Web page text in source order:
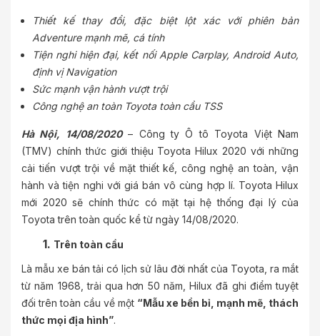
Thiết kế thay đổi, đặc biệt lột xác với phiên bản
Adventure mạnh mẽ, cá tính
Tiện nghi hiện đại, kết nối Apple Carplay, Android Auto,
định vị Navigation
Sức mạnh vận hành vượt trội
Công nghệ an toàn Toyota toàn cầu TSS
Hà Nội, 14/08/2020– Công ty Ô tô Toyota Việt Nam
(TMV) chính thức giới thiệu Toyota Hilux 2020 với những
cải tiến vượt trội về mặt thiết kế, công nghệ an toàn, vận
hành và tiện nghi với giá bán vô cùng hợp lí. Toyota Hilux
mới 2020 sẽ chính thức có mặt tại hệ thống đại lý của
Toyota trên toàn quốc kể từ ngày 14/08/2020.
1. Trên toàn cầu
Là mẫu xe bán tải có lịch sử lâu đời nhất của Toyota, ra mắt
từ năm 1968, trải qua hơn 50 năm, Hilux đã ghi điểm tuyệt
đối trên toàn cầu về một “Mẫu xe bền bỉ, mạnh mẽ, thách
thức mọi địa hình”.